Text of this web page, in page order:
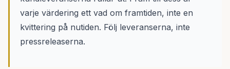
varje värdering ett vad om framtiden, inte en
kvittering på nutiden. Följ leveranserna, inte
pressreleaserna.